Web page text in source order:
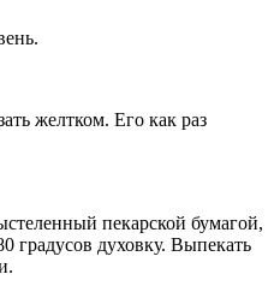
желтком. Его как раз
пекарской бумагой,
градусов духовку. Выпекать